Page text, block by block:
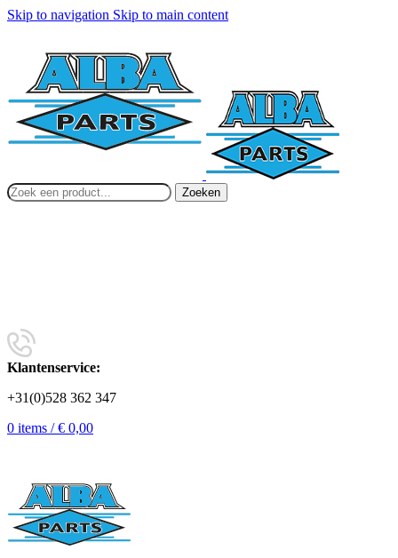
Skip to navigation Skip to main content
Zoeken
Klantenservice:
+31(0)528 362 347
0 items / € 0,00